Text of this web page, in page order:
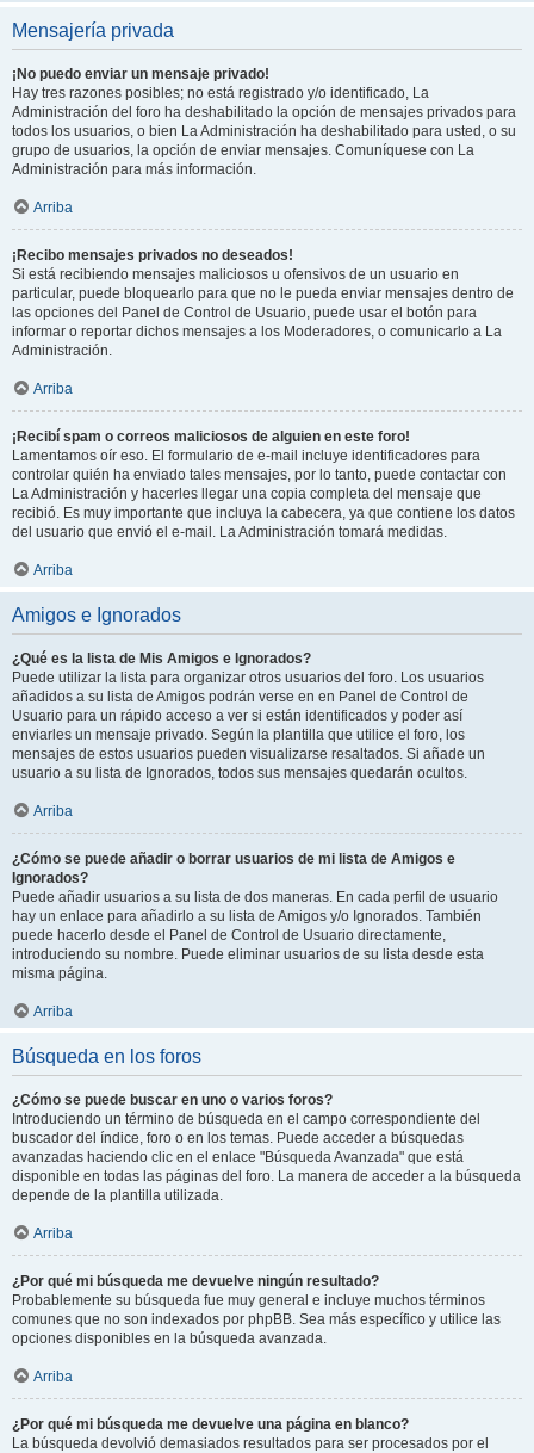
Mensajería privada
¡No puedo enviar un mensaje privado!
Hay tres razones posibles; no está registrado y/o identificado, La
Administración del foro ha deshabilitado la opción de mensajes privados para
todos los usuarios, o bien La Administración ha deshabilitado para usted, o su
grupo de usuarios, la opción de enviar mensajes. Comuníquese con La
Administración para más información.
Arriba
¡Recibo mensajes privados no deseados!
Si está recibiendo mensajes maliciosos u ofensivos de un usuario en
particular, puede bloquearlo para que no le pueda enviar mensajes dentro de
las opciones del Panel de Control de Usuario, puede usar el botón para
informar o reportar dichos mensajes a los Moderadores, o comunicarlo a La
Administración.
Arriba
¡Recibí spam o correos maliciosos de alguien en este foro!
Lamentamos oír eso. El formulario de e-mail incluye identificadores para
controlar quién ha enviado tales mensajes, por lo tanto, puede contactar con
La Administración y hacerles llegar una copia completa del mensaje que
recibió. Es muy importante que incluya la cabecera, ya que contiene los datos
del usuario que envió el e-mail. La Administración tomará medidas.
Arriba
Amigos e Ignorados
¿Qué es la lista de Mis Amigos e Ignorados?
Puede utilizar la lista para organizar otros usuarios del foro. Los usuarios
añadidos a su lista de Amigos podrán verse en en Panel de Control de
Usuario para un rápido acceso a ver si están identificados y poder así
enviarles un mensaje privado. Según la plantilla que utilice el foro, los
mensajes de estos usuarios pueden visualizarse resaltados. Si añade un
usuario a su lista de Ignorados, todos sus mensajes quedarán ocultos.
Arriba
¿Cómo se puede añadir o borrar usuarios de mi lista de Amigos e
Ignorados?
Puede añadir usuarios a su lista de dos maneras. En cada perfil de usuario
hay un enlace para añadirlo a su lista de Amigos y/o Ignorados. También
puede hacerlo desde el Panel de Control de Usuario directamente,
introduciendo su nombre. Puede eliminar usuarios de su lista desde esta
misma página.
Arriba
Búsqueda en los foros
¿Cómo se puede buscar en uno o varios foros?
Introduciendo un término de búsqueda en el campo correspondiente del
buscador del índice, foro o en los temas. Puede acceder a búsquedas
avanzadas haciendo clic en el enlace "Búsqueda Avanzada" que está
disponible en todas las páginas del foro. La manera de acceder a la búsqueda
depende de la plantilla utilizada.
Arriba
¿Por qué mi búsqueda me devuelve ningún resultado?
Probablemente su búsqueda fue muy general e incluye muchos términos
comunes que no son indexados por phpBB. Sea más específico y utilice las
opciones disponibles en la búsqueda avanzada.
Arriba
¿Por qué mi búsqueda me devuelve una página en blanco?
La búsqueda devolvió demasiados resultados para ser procesados por el